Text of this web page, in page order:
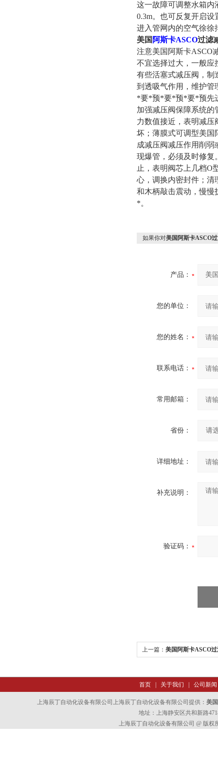
这一故障可调整水箱内
0.3m。也可反复开启
进入管网内的空气徐徐
美国 阿斯卡ASCO过滤
注意美国阿斯卡ASCO
不宜选择过大，一般应
有些活塞式减压阀，制
到透吸气作用，维护
*要*预*要*预*要*预先
加强减压阀保障系统的
力数值接近，表明减
坏；薄膜式可调型美国
成减压阀减压作用削
现爆管，必须及时修复
止，表明阀芯上几档O
心，调换内密封件；清
和木柄敲击震动，慢慢
*。
如果你对美国阿斯卡ASCO
产品：
您的单位：
您的姓名：
联系电话：
常用邮箱：
省份：
详细地址：
补充说明：
验证码：
上一篇： 美国阿斯卡ASCO
首页| 关于我们 公司新闻
上海辰丁自动化设备有限公司上海辰丁自动化设备有限公司提供： 美
地址：上海静安区共和新路
上海辰丁自动化设备有限公司 @ 版权